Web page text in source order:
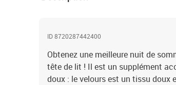
ID 8720287442400
Obtenez une meilleure nuit de
tête de lit ! Il est un supplément
doux : le velours est un tissu doux